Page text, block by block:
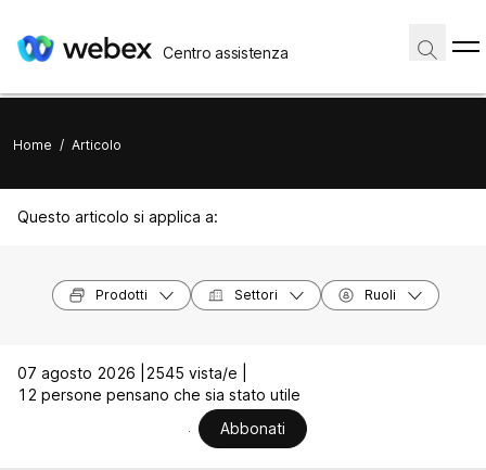
Centro assistenza
Home / Articolo
Questo articolo si applica a:
Prodotti Settori Ruoli
07 agosto 2026 |
2545 vista/e |
12 persone pensano che sia stato utile
Abbonati